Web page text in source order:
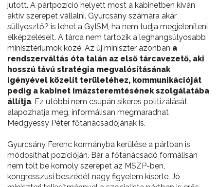
jutott. A pártpozíció helyett most a kabinetben kíván
aktív szerepet vállalni. Gyurcsány számára akár
süllyesztő? is lehet a GyISM, ha nem tudja megjeleníteni
elképzeléseit. A tárca nem tartozik a leghangsúlyosabb
minisztériumok közé. Az új miniszter azonban a
rendszerváltás óta talán az első tárcavezető, aki
hosszú távú stratégia megvalósításának
igényével közelít területéhez, kommunikációját
pedig a kabinet imázsteremtésének szolgálatába
állítja. Ez utóbbi nem csupán sikeres politizálását
alapozhatja meg, informálisan megmaradhat
Medgyessy Péter főtanácsadójának is.
Gyurcsány Ferenc kormányba kerülése a pártban is
módosíthat pozícióján. Bár a főtanácsadó formálisan
nem tölt be komoly szerepet az MSZP-ben,
kongresszusi beszédét nagy figyelem kísérte. Jó